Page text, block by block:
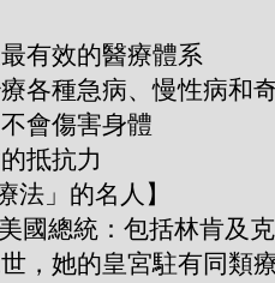
有效的醫療體系
各種急病、慢性病和
會傷害身體
抵抗力
法」的名人】
國總統：包括林肯及
，她的皇宮駐有同類